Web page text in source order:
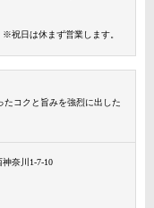
※祝日は休まず営業します。
たコクと旨みを強烈に出した
奈川1-7-10